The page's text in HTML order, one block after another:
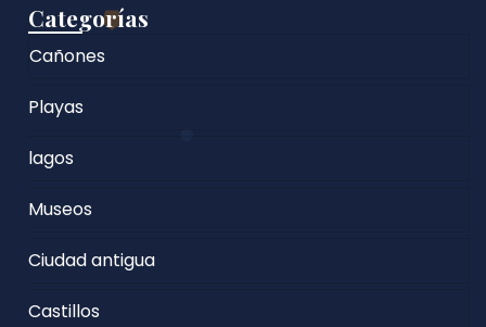
Categorías
Cañones
Playas
lagos
Museos
Ciudad antigua
Castillos